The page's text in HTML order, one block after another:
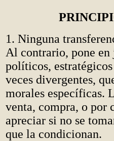
1. Ninguna
Al contrario, pone en
políticos,
veces divergentes,
morales específicas.
venta, compra, o por
apreciar si no se
que la condicionan.